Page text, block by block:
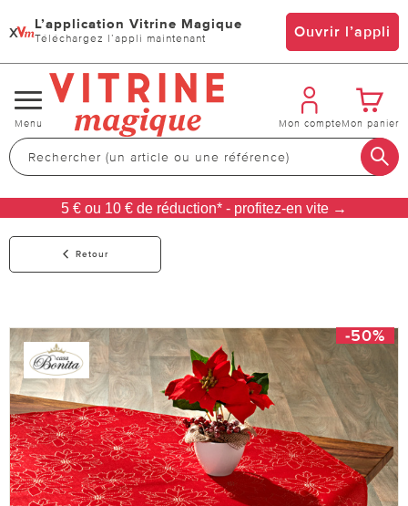
x L’application Vitrine Magique
Téléchargez l’appli maintenant Ouvrir l’appli
Changer
de
navigation
Menu Mon compteMon panier
5 € ou 10 € de réduction* - profitez-en vite →
Retour
-50%